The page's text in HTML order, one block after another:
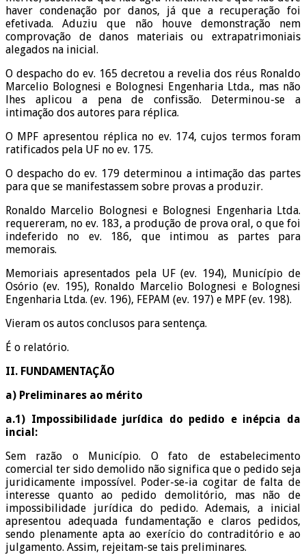
haver condenação por danos, já que a recuperação foi
efetivada. Aduziu que não houve demonstração nem
comprovação de danos materiais ou extrapatrimoniais
alegados na inicial.
O despacho do ev. 165 decretou a revelia dos réus Ronaldo
Marcelio Bolognesi e Bolognesi Engenharia Ltda., mas não
lhes aplicou a pena de confissão. Determinou-se a
intimação dos autores para réplica.
O MPF apresentou réplica no ev. 174, cujos termos foram
ratificados pela UF no ev. 175.
O despacho do ev. 179 determinou a intimação das partes
para que se manifestassem sobre provas a produzir.
Ronaldo Marcelio Bolognesi e Bolognesi Engenharia Ltda.
requereram, no ev. 183, a produção de prova oral, o que foi
indeferido no ev. 186, que intimou as partes para
memorais.
Memoriais apresentados pela UF (ev. 194), Município de
Osório (ev. 195), Ronaldo Marcelio Bolognesi e Bolognesi
Engenharia Ltda. (ev. 196), FEPAM (ev. 197) e MPF (ev. 198).
Vieram os autos conclusos para sentença.
É o relatório.
II. FUNDAMENTAÇÃO
a) Preliminares ao mérito
a.1) Impossibilidade jurídica do pedido e inépcia da
incial:
Sem razão o Município. O fato de estabelecimento
comercial ter sido demolido não significa que o pedido seja
juridicamente impossível. Poder-se-ia cogitar de falta de
interesse quanto ao pedido demolitório, mas não de
impossibilidade jurídica do pedido. Ademais, a inicial
apresentou adequada fundamentação e claros pedidos,
sendo plenamente apta ao exerício do contraditório e ao
julgamento. Assim, rejeitam-se tais preliminares.